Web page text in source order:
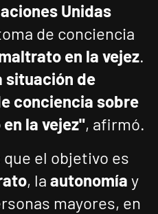
Unidas
de conciencia
en la vejez.
situación de
conciencia sobre
la vejez", afirmó.
el objetivo es
, la autonomía y
mayores, en